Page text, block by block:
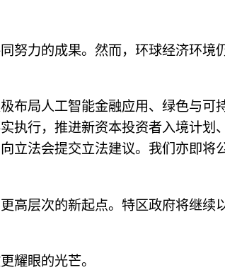
努力的成果。然而，环球经济环境
布局人工智能金融应用、绿色与可
行，推进新资本投资者入境计划
立法会提交立法建议。我们亦即将
高层次的新起点。特区政府将继续
耀眼的光芒。